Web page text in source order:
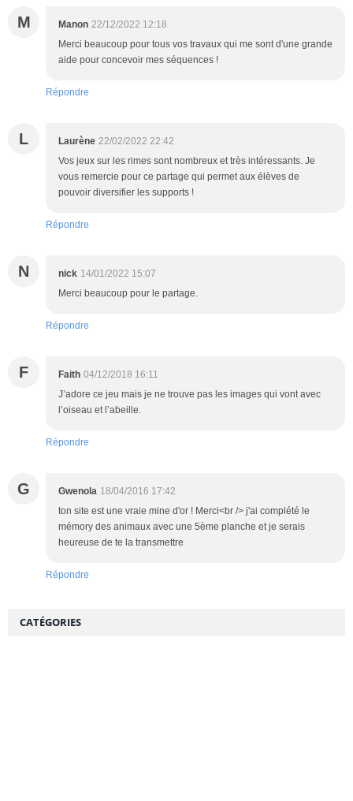
M Manon 22/12/2022 12:18
Merci beaucoup pour tous vos travaux qui me sont d'une grande
aide pour concevoir mes séquences !
Répondre
L Laurène 22/02/2022 22:42
Vos jeux sur les rimes sont nombreux et très intéressants. Je
vous remercie pour ce partage qui permet aux élèves de
pouvoir diversifier les supports !
Répondre
N nick 14/01/2022 15:07
Merci beaucoup pour le partage.
Répondre
F Faith 04/12/2018 16:11
J’adore ce jeu mais je ne trouve pas les images qui vont avec
l’oiseau et l’abeille.
Répondre
G Gwenola 18/04/2016 17:42
ton site est une vraie mine d'or ! Merci<br /> j'ai complété le
mémory des animaux avec une 5ème planche et je serais
heureuse de te la transmettre
Répondre
CATÉGORIES